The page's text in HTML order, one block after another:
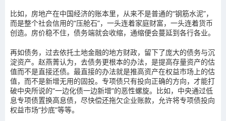
比如，房地产在中国经济的账本里，从来不是普通的“钢筋水泥”，
而是整个社会信用的“压舱石”，一头连着家庭财富，一头连着货币
创造。房价稳不住，债务端就会收缩，通缩便会蔓延到各行各业。
再如债务，过去依托土地金融的地方财政，留下了庞大的债务与沉
淀资产。赵燕菁认为，去债务更根本的办法，是提高存量资产的估
值而不是直接还债。最直接的办法就是推高资产在权益市场上的估
值，而不是新增无用的固投。专项债只有投向正确的方向，才能打
破中央所说的“一边化债一边新增”的恶性螺旋。比如，中央通过低
息专项债置换高息债，尽快偿还拖欠企业账款，允许将专项债投向
权益市场“抄底”等等。